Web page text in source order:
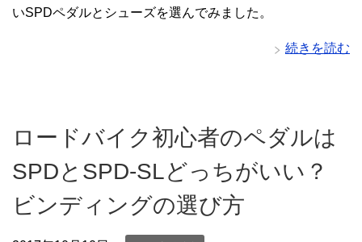
いSPDペダルとシューズを選んでみました。
続きを読む
ロードバイク初心者のペダルは
SPDとSPD-SLどっちがいい？
ビンディングの選び方